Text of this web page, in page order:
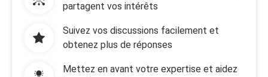
partagent vos intérêts
Suivez vos discussions facilement et
obtenez plus de réponses
Mettez en avant votre expertise et aidez